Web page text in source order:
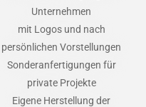
Unternehmen
mit Logos und nach
persönlichen Vorstellungen
Sonderanfertigungen für
private Projekte
Eigene Herstellung der